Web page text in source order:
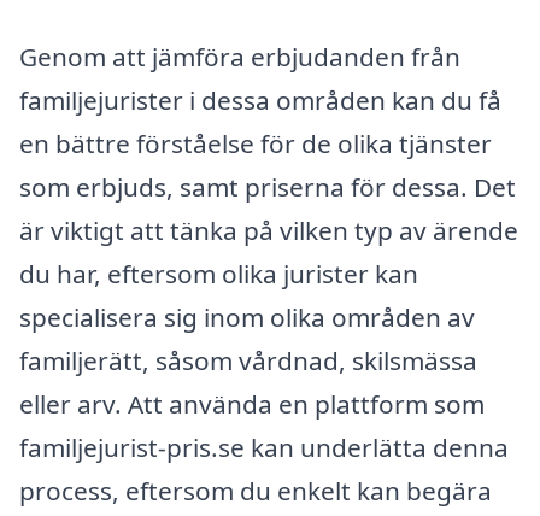
Genom att jämföra erbjudanden från
familjejurister i dessa områden kan du få
en bättre förståelse för de olika tjänster
som erbjuds, samt priserna för dessa. Det
är viktigt att tänka på vilken typ av ärende
du har, eftersom olika jurister kan
specialisera sig inom olika områden av
familjerätt, såsom vårdnad, skilsmässa
eller arv. Att använda en plattform som
familjejurist-pris.se kan underlätta denna
process, eftersom du enkelt kan begära